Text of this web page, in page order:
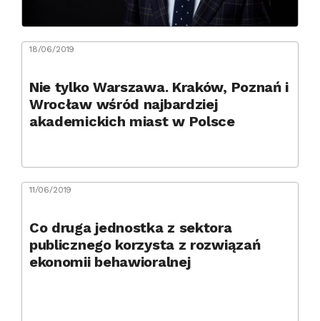
18/06/2019
Nie tylko Warszawa. Kraków, Poznań i
Wrocław wśród najbardziej
akademickich miast w Polsce
11/06/2019
Co druga jednostka z sektora
publicznego korzysta z rozwiązań
ekonomii behawioralnej